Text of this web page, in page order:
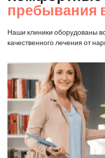
пребывания
Наши клиники оборудованы
качественного лечения от